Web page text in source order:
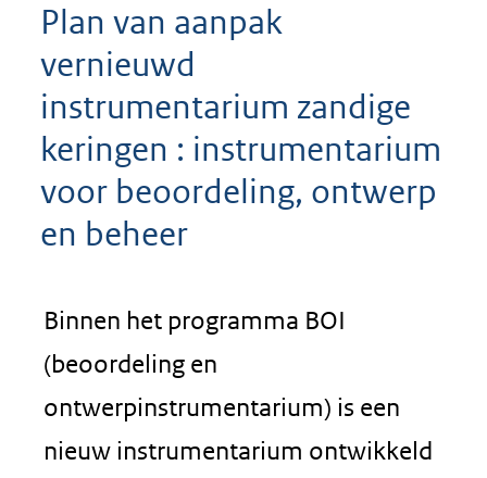
Plan van aanpak
vernieuwd
instrumentarium zandige
keringen : instrumentarium
voor beoordeling, ontwerp
en beheer
Binnen het programma BOI
(beoordeling en
ontwerpinstrumentarium) is een
nieuw instrumentarium ontwikkeld